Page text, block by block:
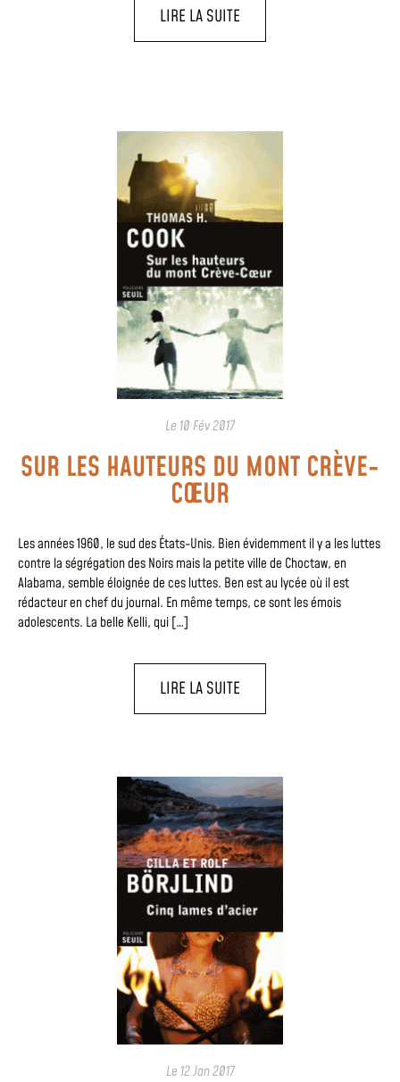
LIRE LA SUITE
Le 10 Fév 2017
SUR LES HAUTEURS DU MONT CRÈVE-
CŒUR
Les années 1960, le sud des États-Unis. Bien évidemment il y a les luttes
contre la ségrégation des Noirs mais la petite ville de Choctaw, en
Alabama, semble éloignée de ces luttes. Ben est au lycée où il est
rédacteur en chef du journal. En même temps, ce sont les émois
adolescents. La belle Kelli, qui […]
LIRE LA SUITE
Le 12 Jan 2017